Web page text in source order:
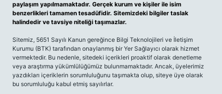
paylaşım yapılmamaktadır. Gerçek kurum ve kişiler ile isim
benzerlikleri tamamen tesadüfidir. Sitemizdeki bilgiler taslak
halindedir ve tavsiye niteliği taşımazlar.
Sitemiz, 5651 Sayılı Kanun gereğince Bilgi Teknolojileri ve İletişim
Kurumu (BTK) tarafından onaylanmış bir Yer Sağlayıcı olarak hizmet
vermektedir. Bu nedenle, sitedeki içerikleri proaktif olarak denetleme
veya araştırma yükümlülüğümüz bulunmamaktadır. Ancak, üyelerimiz
yazdıkları içeriklerin sorumluluğunu taşımakta olup, siteye üye olarak
bu sorumluluğu kabul etmiş sayılırlar.